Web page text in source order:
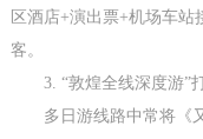
区酒店+演出票+机场车
客。
3. “敦煌全线深度游”
多日游线路中常将《